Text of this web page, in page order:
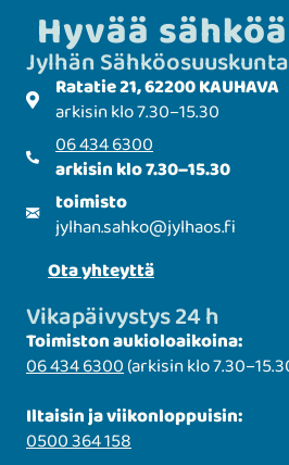
Hyvää
Jylhän Sähkö­­osuuskunta
Ratatie 21, 62200 KAUHAVA
arkisin klo 7.30–15.30
06 434 6300
arkisin klo 7.30–15.30
toimisto
jylhan.sahko@jylhaos.fi
Ota yhteyttä
Vikapäivystys 24 h
Toimiston aukioloaikoina:
06 434 6300(arkisin klo
Iltaisin ja viikonloppuisin:
0500 364 158